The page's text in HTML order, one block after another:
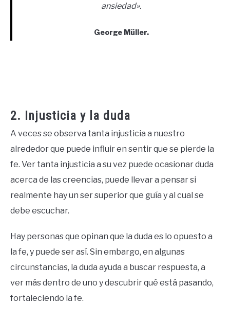
ansiedad».
George Müller.
2. Injusticia y la duda
A veces se observa tanta injusticia a nuestro
alrededor que puede influir en sentir que se pierde la
fe. Ver tanta injusticia a su vez puede ocasionar duda
acerca de las creencias, puede llevar a pensar si
realmente hay un ser superior que guía y al cual se
debe escuchar.
Hay personas que opinan que la duda es lo opuesto a
la fe, y puede ser así. Sin embargo, en algunas
circunstancias, la duda ayuda a buscar respuesta, a
ver más dentro de uno y descubrir qué está pasando,
fortaleciendo la fe.